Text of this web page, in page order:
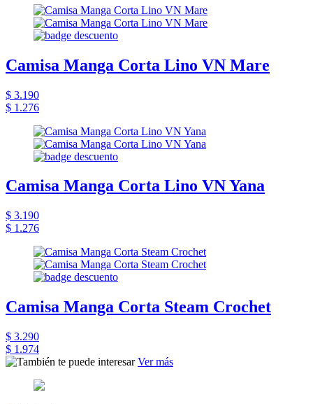
Camisa Manga Corta Lino VN Mare
$ 3.190
$ 1.276
Camisa Manga Corta Lino VN Yana
$ 3.190
$ 1.276
Camisa Manga Corta Steam Crochet
$ 3.290
$ 1.974
Ver más